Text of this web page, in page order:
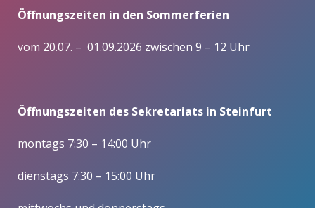
Öffnungszeiten in den Sommerferien
vom 20.07. – 01.09.2026 zwischen 9 – 12 Uhr
Öffnungszeiten des Sekretariats in Steinfurt
montags 7:30 – 14:00 Uhr
dienstags 7:30 – 15:00 Uhr